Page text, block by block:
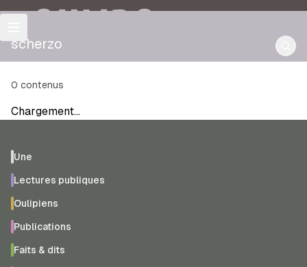
OULIPO
scherzo
0 contenus
Chargement…
Une
Lectures publiques
Oulipiens
Publications
Faits & dits